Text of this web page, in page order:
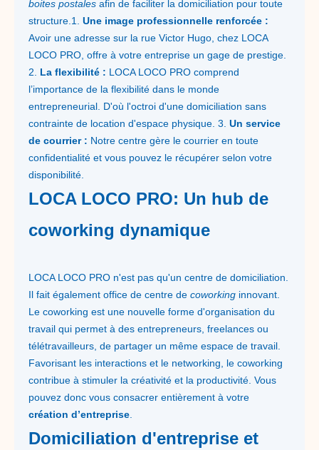
boites postales afin de faciliter la domiciliation pour toute
structure.1. Une image professionnelle renforcée :
Avoir une adresse sur la rue Victor Hugo, chez LOCA
LOCO PRO, offre à votre entreprise un gage de prestige.
2. La flexibilité : LOCA LOCO PRO comprend
l’importance de la flexibilité dans le monde
entrepreneurial. D'où l'octroi d'une domiciliation sans
contrainte de location d'espace physique. 3. Un service
de courrier : Notre centre gère le courrier en toute
confidentialité et vous pouvez le récupérer selon votre
disponibilité.
LOCA LOCO PRO: Un hub de
coworking dynamique
LOCA LOCO PRO n'est pas qu'un centre de domiciliation.
Il fait également office de centre de coworking innovant.
Le coworking est une nouvelle forme d'organisation du
travail qui permet à des entrepreneurs, freelances ou
télétravailleurs, de partager un même espace de travail.
Favorisant les interactions et le networking, le coworking
contribue à stimuler la créativité et la productivité. Vous
pouvez donc vous consacrer entièrement à votre
création d’entreprise
Domiciliation d'entreprise et